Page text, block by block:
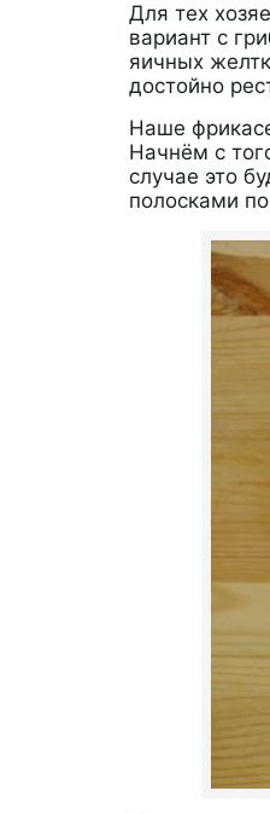
Для тех
вариант с
яичных
достойно
Наше
Начнём с
случае это
полосками